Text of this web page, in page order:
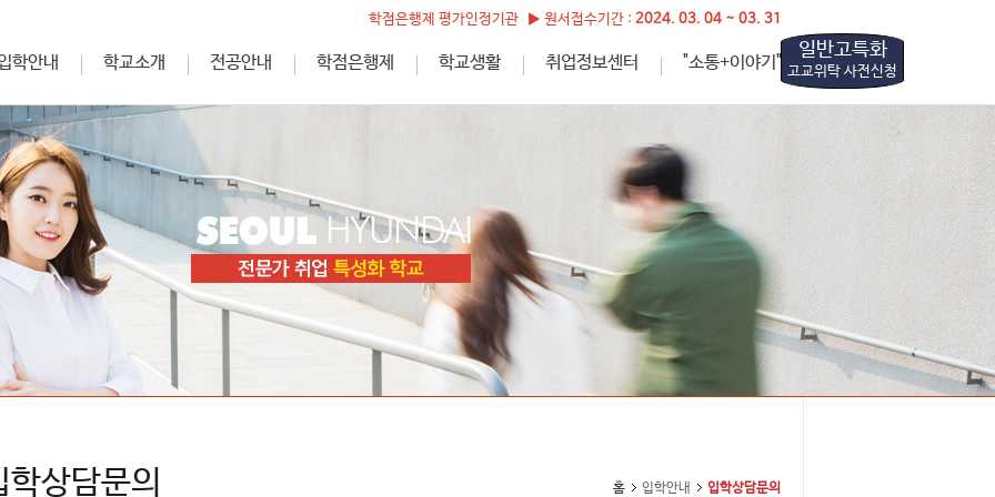
학점은행제 평가인정기관 ▶ 원서접수기간 : 2024. 03. 04 ~ 03. 31
학안내 학교소개 전공안내 학점은행제 학교생활 취업정보센터 "소통+이야기"
일반고특화
고교위탁 사전신청
학상담문의 홈 입학안내 입학상담문의